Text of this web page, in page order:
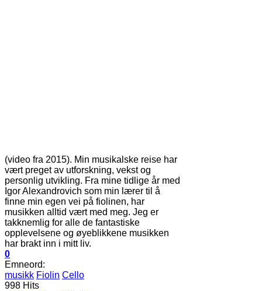
(video fra 2015). Min musikalske reise har
vært preget av utforskning, vekst og
personlig utvikling. Fra mine tidlige år med
Igor Alexandrovich som min lærer til å
finne min egen vei på fiolinen, har
musikken alltid vært med meg. Jeg er
takknemlig for alle de fantastiske
opplevelsene og øyeblikkene musikken
har brakt inn i mitt liv.
0
Emneord:
musikk Fiolin Cello
998 Hits